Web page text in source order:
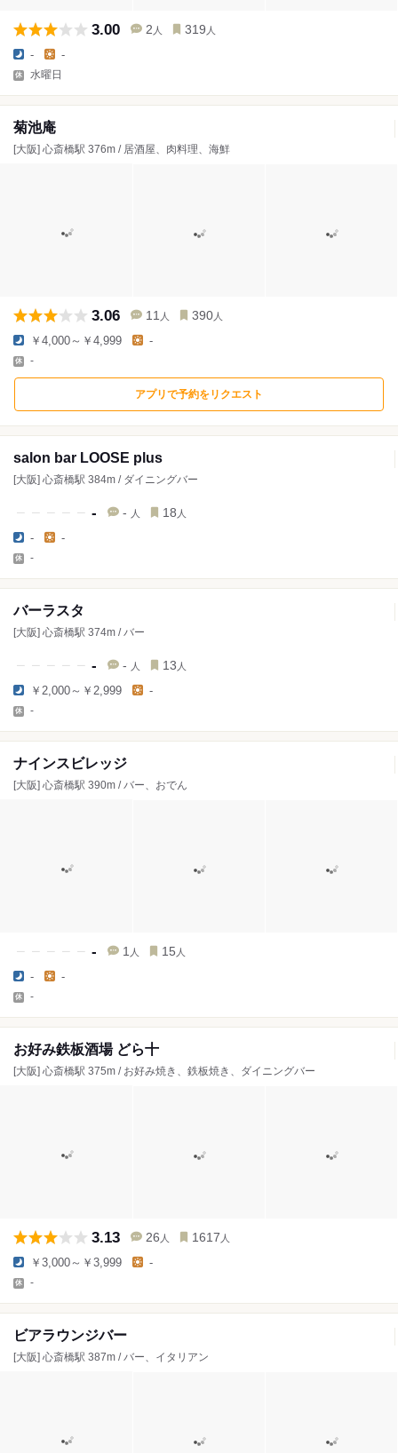
3.00 2 人 319 人
- -
水曜日
菊池庵
[大阪] 心斎橋駅 376m / 居酒屋、肉料理、海鮮
3.06 11 人 390 人
￥4,000～￥4,999 -
-
アプリで予約をリクエスト
salon bar LOOSE plus
[大阪] 心斎橋駅 384m / ダイニングバー
- - 人 18 人
- -
-
バーラスタ
[大阪] 心斎橋駅 374m / バー
- - 人 13 人
￥2,000～￥2,999 -
-
ナインスビレッジ
[大阪] 心斎橋駅 390m / バー、おでん
- 1 人 15 人
- -
-
お好み鉄板酒場 どら十
[大阪] 心斎橋駅 375m / お好み焼き、鉄板焼き、ダイニングバー
3.13 26 人 1617 人
￥3,000～￥3,999 -
-
ビアラウンジバー
[大阪] 心斎橋駅 387m / バー、イタリアン